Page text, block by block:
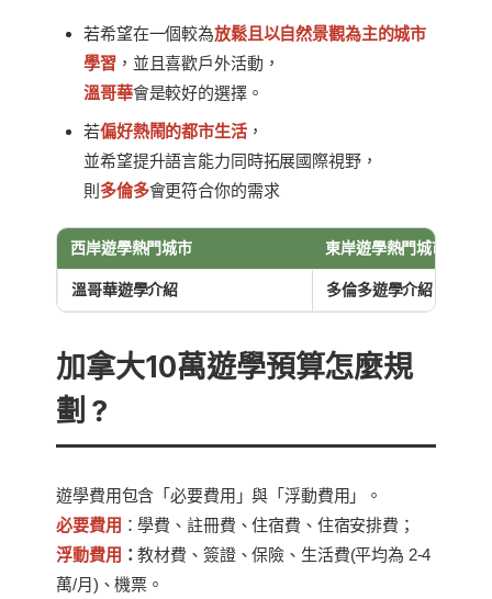
若希望在一個較為放鬆且以自然景觀為主的城市
學習，並且喜歡戶外活動，
溫哥華會是較好的選擇。
若偏好熱鬧的都市生活，
並希望提升語言能力同時拓展國際視野，
則 多倫多會更符合你的需求
西岸遊學熱門城市 東岸遊學熱門城市
溫哥華遊學介紹 多倫多遊學介紹
加拿大10萬遊學預算怎麼規
劃？
遊學費用包含「必要費用」與「浮動費用」。
必要費用 ：學費、註冊費、住宿費、住宿安排費；
浮動費用 ：教材費、簽證、保險、生活費(平均為 2-4
萬/月)、機票。